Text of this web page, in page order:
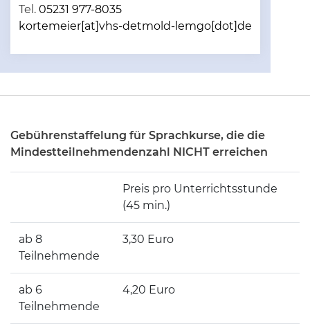
Tel. 05231 977-8035
kortemeier[at]vhs-detmold-lemgo[dot]de
Gebührenstaffelung für Sprachkurse, die die
Mindestteilnehmendenzahl NICHT erreichen
Preis pro Unterrichtsstunde
(45 min.)
ab 8
Teilnehmende
3,30 Euro
ab 6
Teilnehmende
4,20 Euro